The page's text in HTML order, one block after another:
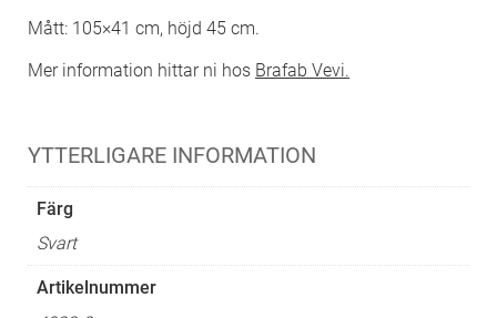
Mått: 105×41 cm, höjd 45 cm.
Mer information hittar ni hos Brafab Vevi.
YTTERLIGARE INFORMATION
Färg
Svart
Artikelnummer